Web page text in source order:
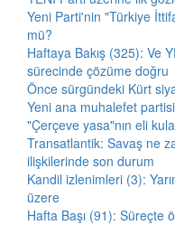
Yeni Parti'nin "Türkiye
mü?
Haftaya Bakış (325): Ve
sürecinde çözüme doğru
Önce sürgündeki Kürt
Yeni ana muhalefet
"Çerçeve yasa"nın eli
Transatlantik: Savaş ne
ilişkilerinde son durum
Kandil izlenimleri (3):
üzere
Hafta Başı (91): Süreçte